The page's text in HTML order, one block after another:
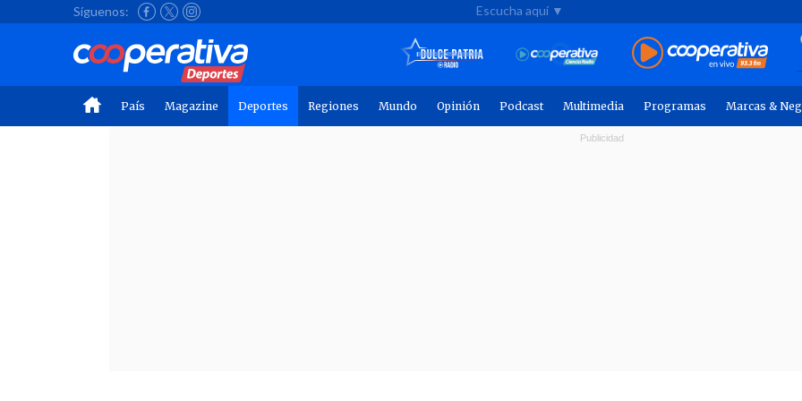
Síguenos: Escucha aquí ▼
País Magazine Deportes Regiones Mundo Opinión Podcast Multimedia Programas Marcas &